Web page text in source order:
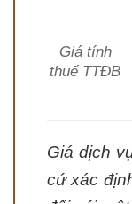
Giá tính
thuế TTĐB
Giá dịch
cứ xác